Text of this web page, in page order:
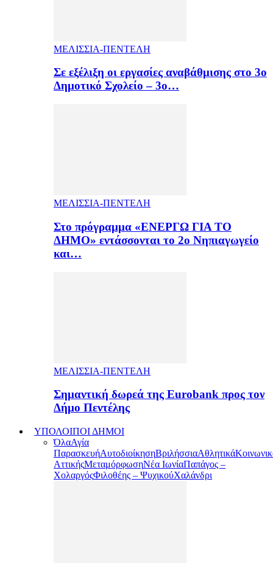
ΜΕΛΙΣΣΙΑ-ΠΕΝΤΕΛΗ
Σε εξέλιξη οι εργασίες αναβάθμισης στο 3ο
Δημοτικό Σχολείο – 3ο…
ΜΕΛΙΣΣΙΑ-ΠΕΝΤΕΛΗ
Στο πρόγραμμα «ΕΝΕΡΓΩ ΓΙΑ ΤΟ
ΔΗΜΟ» εντάσσονται το 2ο Νηπιαγωγείο
και…
ΜΕΛΙΣΣΙΑ-ΠΕΝΤΕΛΗ
Σημαντική δωρεά της Eurobank προς τον
Δήμο Πεντέλης
ΥΠΟΛΟΙΠΟΙ ΔΗΜΟΙ
ΌλαΑγία
ΠαρασκευήΑυτοδιοίκησηΒριλήσσιαΑθλητικά
ΑττικήςΜεταμόρφωσηΝέα ΙωνίαΠαπάγος –
ΧολαργόςΦιλοθέης – ΨυχικούΧαλάνδρι